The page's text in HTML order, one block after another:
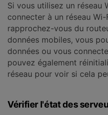
Si vous utilisez un réseau
connecter à un réseau
rapprochez-vous du
données mobiles, vous
données ou vous
pouvez également
réseau pour voir si cela
Vérifier l'état des